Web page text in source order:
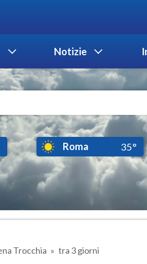
Notizie
Roma 35°
Trocchia tra 3 giorni